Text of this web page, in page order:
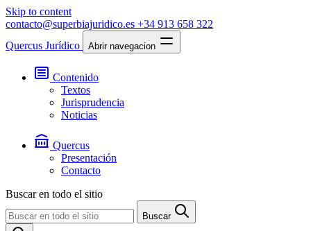
Skip to content
contacto@superbiajuridico.es +34 913 658 322
Quercus Jurídico
Abrir navegacion
Contenido
Textos
Jurisprudencia
Noticias
Quercus
Presentación
Contacto
Buscar en todo el sitio
Buscar